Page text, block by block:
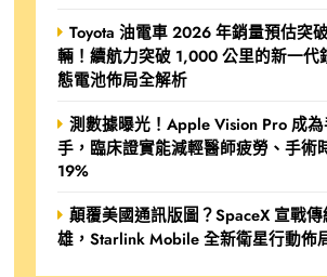
Toyota 油電車 2026 年銷量預估突
輛！續航力突破 1,000 公里的新一代
態電池佈局全解析
測數據曝光！Apple Vision Pro 成
手，臨床證實能減輕醫師疲勞、手術
19%
顛覆美國通訊版圖？SpaceX 宣戰
雄，Starlink Mobile 全新衛星行動佈